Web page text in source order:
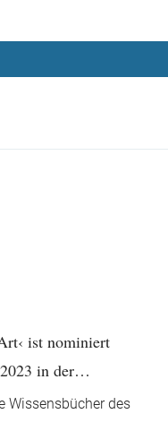
ist nominiert
in der
Wissensbücher des